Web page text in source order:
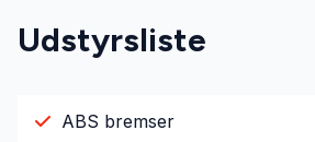
Udstyrsliste
ABS bremser